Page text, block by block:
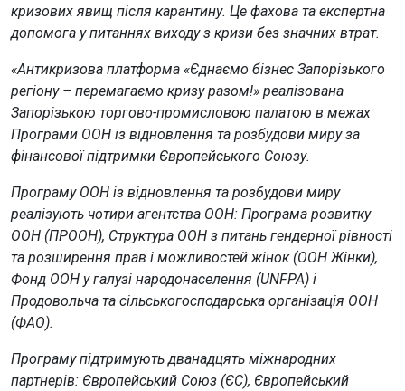
кризових явищ після карантину. Це фахова та експертна
допомога у питаннях виходу з кризи без значних втрат.
«Антикризова платформа «Єднаємо бізнес Запорізького
регіону – перемагаємо кризу разом!» реалізована
Запорізькою торгово-промисловою палатою в межах
Програми ООН із відновлення та розбудови миру за
фінансової підтримки Європейського Союзу.
Програму ООН із відновлення та розбудови миру
реалізують чотири агентства ООН: Програма розвитку
ООН (ПРООН), Структура ООН з питань гендерної рівності
та розширення прав і можливостей жінок (ООН Жінки),
Фонд ООН у галузі народонаселення (UNFPA) і
Продовольча та сільськогосподарська організація ООН
(ФАО).
Програму підтримують дванадцять міжнародних
партнерів: Європейський Союз (ЄС), Європейський